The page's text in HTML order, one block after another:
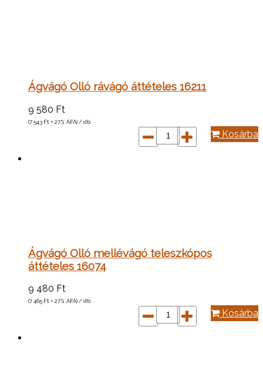
Ágvágó Olló rávágó áttételes 16211
9 580 Ft
(7 543 Ft + 27% ÁFA) / db
Kosárba
Ágvágó Olló mellévágó teleszkópos
áttételes 16074
9 480 Ft
(7 465 Ft + 27% ÁFA) / db
Kosárba